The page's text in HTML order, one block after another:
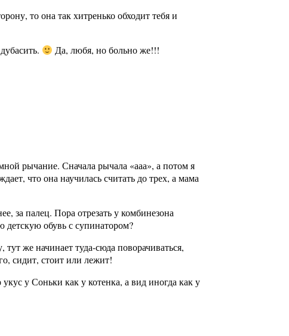
то она так хитренько обходит тебя и
Да, любя, но больно же!!!
рычание. Сначала рычала «ааа», а потом я
что она научилась считать до трех, а мама
за палец. Пора отрезать у комбинезона
обувь с супинатором?
же начинает туда-сюда поворачиваться,
сидит, стоит или лежит!
у Соньки как у котенка, а вид иногда как у